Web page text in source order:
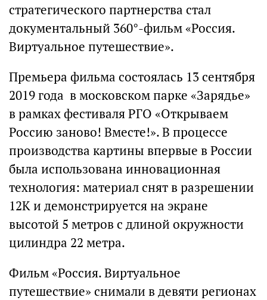
стратегического партнерства стал
документальный 360°-фильм «Россия.
Виртуальное путешествие».
Премьера фильма состоялась 13 сентября
2019 года в московском парке «Зарядье»
в рамках фестиваля РГО «Открываем
Россию заново! Вместе!». В процессе
производства картины впервые в России
была использована инновационная
технология: материал снят в разрешении
12К и демонстрируется на экране
высотой 5 метров с длиной окружности
цилиндра 22 метра.
Фильм «Россия. Виртуальное
путешествие» снимали в девяти регионах